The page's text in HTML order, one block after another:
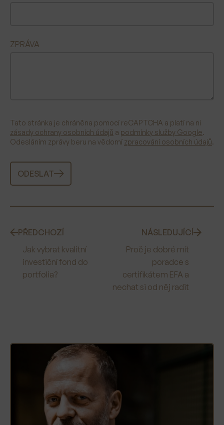
ZPRÁVA
Tato stránka je chráněna pomocí reCAPTCHA a platí na ni
zásady ochrany osobních údajů a podmínky služby Google.
Odesláním zprávy beru na vědomí zpracování osobních údajů.
ODESLAT
PŘEDCHOZÍ
Jak vybrat kvalitní
investiční fond do
portfolia?
NÁSLEDUJÍCÍ
Proč je dobré mít
poradce s
certifikátem EFA a
nechat si od něj radit